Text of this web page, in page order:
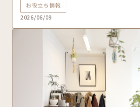
お役立ち情報
2026/06/09